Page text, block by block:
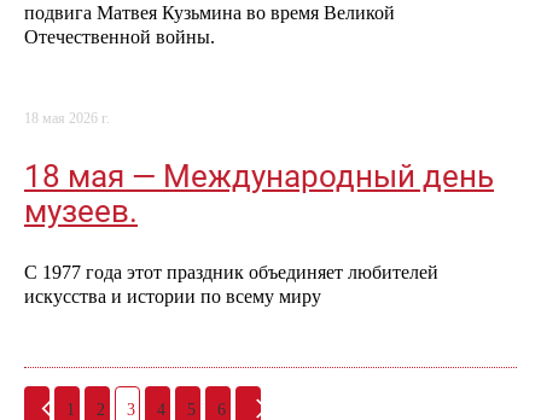
подвига Матвея Кузьмина во время Великой
Отечественной войны.
18 мая 2026 г.
18 мая — Международный день
музеев.
С 1977 года этот праздник объединяет любителей
искусства и истории по всему миру
1 2 3 4 5 6